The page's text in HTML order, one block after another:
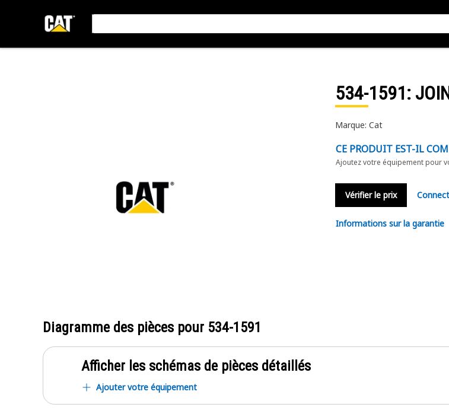
534-1591:
Marque: Cat
CE PRODUIT EST-IL
Ajoutez votre équipement pour
Vérifier le prix
Informations sur la garantie
Diagramme des pièces pour 534-1591
Afficher les schémas de pièces détaillés
Ajouter votre équipement